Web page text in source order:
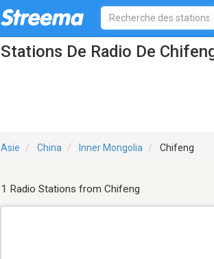
Stations De Radio De
Asie China Inner Mongolia Chifeng
1 Radio Stations from Chifeng